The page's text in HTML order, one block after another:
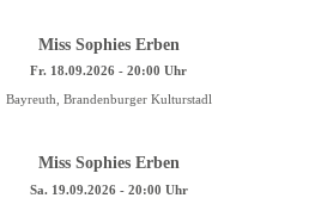
Miss Sophies Erben
Fr. 18.09.2026 - 20:00 Uhr
Bayreuth, Brandenburger Kulturstadl
Miss Sophies Erben
Sa. 19.09.2026 - 20:00 Uhr